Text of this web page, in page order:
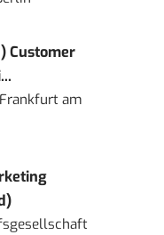
Customer
am